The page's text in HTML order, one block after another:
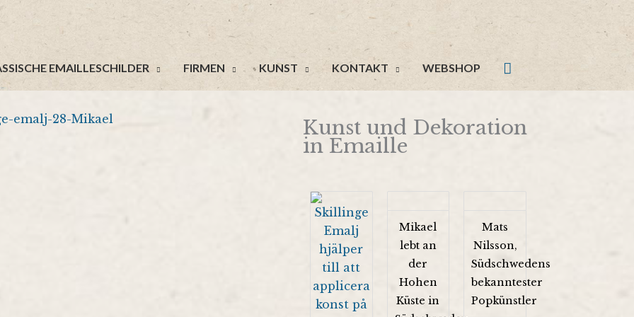
EMAILLESCHILDER FIRMEN KUNST KONTAKT WEBSHOP
Kunst und Dekoration
in Emaille
Mikael
lebt an
der
Hohen
Küste in
Mats
Nilsson,
Südschwedens
bekanntester
Popkünstler